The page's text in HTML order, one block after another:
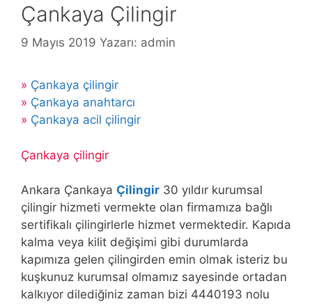
Çankaya Çilingir
9 Mayıs 2019 Yazarı: admin
» Çankaya çilingir
» Çankaya anahtarcı
» Çankaya acil çilingir
Çankaya çilingir
Ankara Çankaya Çilingir 30 yıldır kurumsal
çilingir hizmeti vermekte olan firmamıza bağlı
sertifikalı çilingirlerle hizmet vermektedir. Kapıda
kalma veya kilit değişimi gibi durumlarda
kapımıza gelen çilingirden emin olmak isteriz bu
kuşkunuz kurumsal olmamız sayesinde ortadan
kalkıyor dilediğiniz zaman bizi 4440193 nolu